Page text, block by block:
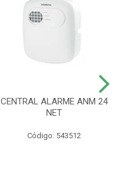
CENTRAL ALARME ANM 24
NET
Código: 543512